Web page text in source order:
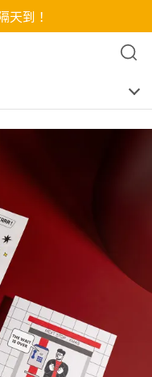
天到！